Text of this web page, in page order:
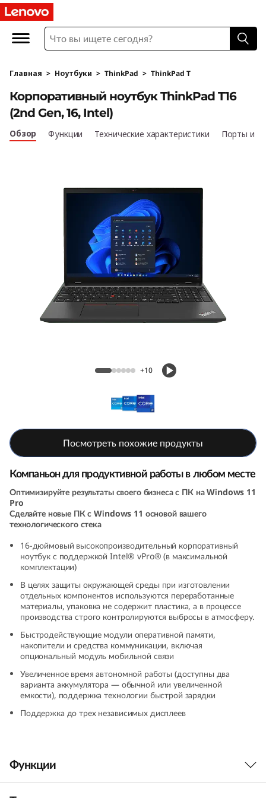
К
р
п
о
р
б
к
T
h
a
6
Главная > Ноутбуки > ThinkPad > ThinkPad T
Корпоративный ноутбук ThinkPad T16
(2nd Gen, 16, Intel)
Обзор Функции Технические характеристики Порты и
+10
Посмотреть похожие продукты
Компаньон для продуктивной работы в любом месте
Оптимизируйте результаты своего бизнеса с ПК на Windows 11
Pro
Сделайте новые ПК с Windows 11 основой вашего
технологического стека
16-дюймовый высокопроизводительный корпоративный
ноутбук с поддержкой Intel® vPro® (в максимальной
комплектации)
В целях защиты окружающей среды при изготовлении
отдельных компонентов используются переработанные
материалы, упаковка не содержит пластика, а в процессе
производства строго контролируются выбросы в атмосферу.
Быстродействующие модули оперативной памяти,
накопители и средства коммуникации, включая
опциональный модуль мобильной связи
Увеличенное время автономной работы (доступны два
варианта аккумулятора — обычной или увеличенной
емкости), поддержка технологии быстрой зарядки
Поддержка до трех независимых дисплеев
Функции